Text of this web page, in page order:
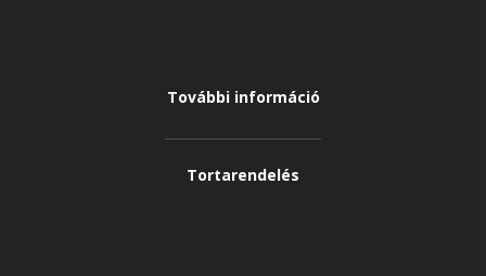
További információ
Tortarendelés